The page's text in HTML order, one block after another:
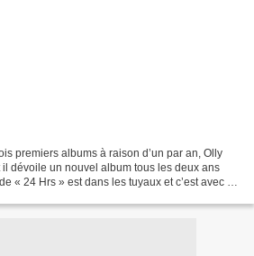
premiers albums à raison d’un par an, Olly
dévoile un nouvel album tous les deux ans
« 24 Hrs » est dans les tuyaux et c’est avec «